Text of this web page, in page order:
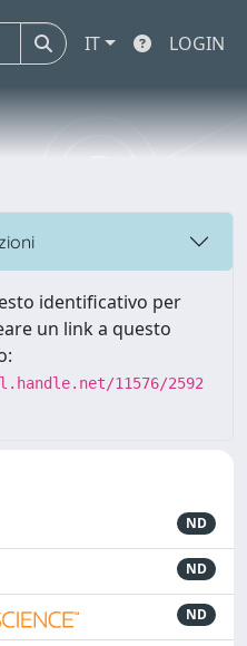
IT LOGIN
identificativo per
un link a questo
11576/2592
ND
ND
ND